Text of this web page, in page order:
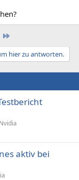
hier zu antworten.
aktiv bei